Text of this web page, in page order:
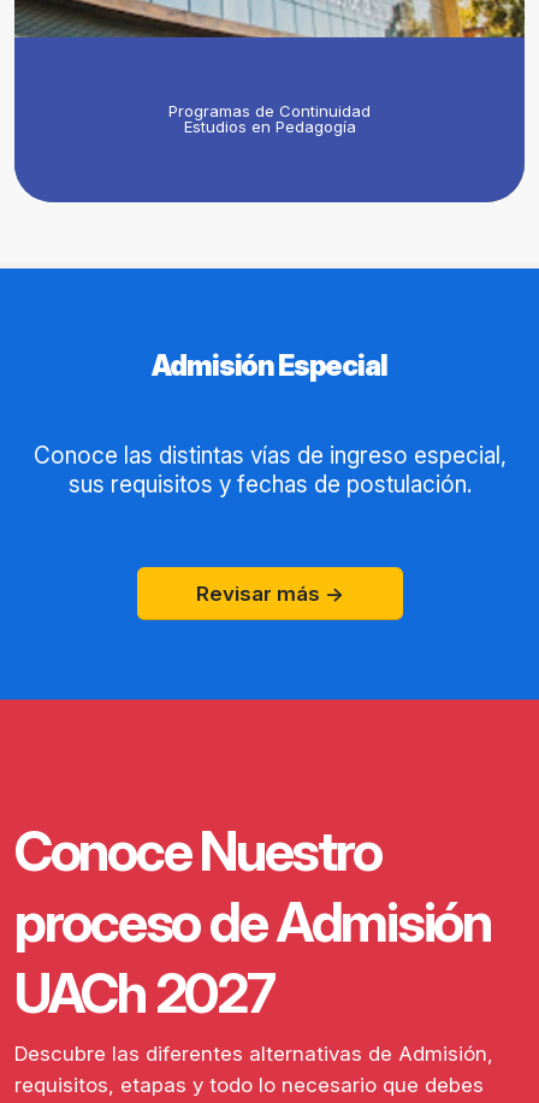
Programas de Continuidad
Estudios en Pedagogía
Admisión Especial
Conoce las distintas vías de ingreso especial,
sus requisitos y fechas de postulación.
Revisar más ->
Conoce Nuestro
proceso de Admisión
UACh 2027
Descubre las diferentes alternativas de Admisión,
requisitos, etapas y todo lo necesario que debes